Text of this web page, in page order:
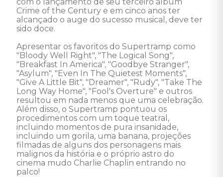
Crime of the Century e em cinco anos ter
alcançado o auge do sucesso musical, deve ter
sido doce.
Apresentar os favoritos do Supertramp como
"Bloody Well Right", "The Logical Song",
"Breakfast In America", "Goodbye Stranger",
"Asylum", "Even In The Quietest Moments",
"Give A Little Bit", "Dreamer", "Rudy", "Take The
Long Way Home", "Fool's Overture" e outros
resultou em nada menos que uma celebração.
Além disso, o Supertramp pontuou os
procedimentos com um toque teatral,
incluindo momentos de pura insanidade,
incluindo um gorila, uma banana, projeções
filmadas de alguns dos personagens mais
malignos da história e o próprio astro do
cinema mudo Charlie Chaplin entrando no
palco!